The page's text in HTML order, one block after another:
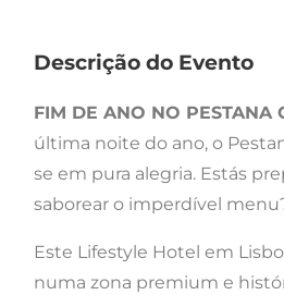
Descrição do Evento
FIM DE ANO NO PESTANA
última noite do ano, o
se em pura alegria. Estás
saborear o imperdível
Este Lifestyle Hotel em
numa zona premium e